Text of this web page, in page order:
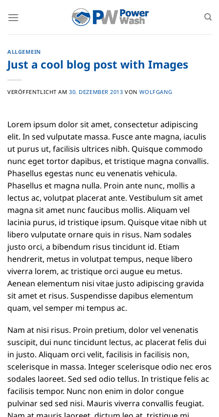
Inhalt
ALLGEMEIN
Just a cool blog post with Images
VERÖFFENTLICHT AM30. DEZEMBER 2013 VONWOLFGANG
Lorem ipsum dolor sit amet, consectetur adipiscing
elit. In sed vulputate massa. Fusce ante magna, iaculis
ut purus ut, facilisis ultrices nibh. Quisque commodo
nunc eget tortor dapibus, et tristique magna convallis.
Phasellus egestas nunc eu venenatis vehicula.
Phasellus et magna nulla. Proin ante nunc, mollis a
lectus ac, volutpat placerat ante. Vestibulum sit amet
magna sit amet nunc faucibus mollis. Aliquam vel
lacinia purus, id tristique ipsum. Quisque vitae nibh ut
libero vulputate ornare quis in risus. Nam sodales
justo orci, a bibendum risus tincidunt id. Etiam
hendrerit, metus in volutpat tempus, neque libero
viverra lorem, ac tristique orci augue eu metus.
Aenean elementum nisi vitae justo adipiscing gravida
sit amet et risus. Suspendisse dapibus elementum
quam, vel semper mi tempus ac.
Nam at nisi risus. Proin pretium, dolor vel venenatis
suscipit, dui nunc tincidunt lectus, ac placerat felis dui
in justo. Aliquam orci velit, facilisis in facilisis non,
scelerisque in massa. Integer scelerisque odio nec eros
sodales laoreet. Sed sed odio tellus. In tristique felis ac
facilisis tempor. Nunc non enim in dolor congue
pulvinar sed sed nisi. Mauris viverra convallis feugiat.